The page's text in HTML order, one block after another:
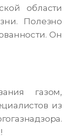
области
Полезно
Он
газом,
из